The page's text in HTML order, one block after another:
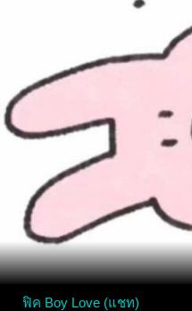
ฟิค Boy Love (แชท)